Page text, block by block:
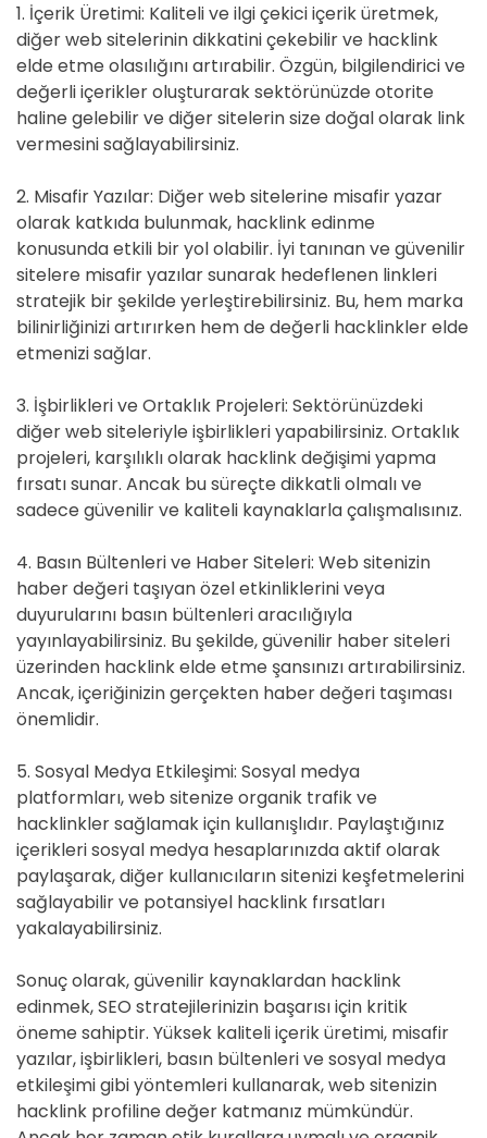
1. İçerik Üretimi: Kaliteli ve ilgi çekici içerik üretmek,
diğer web sitelerinin dikkatini çekebilir ve hacklink
elde etme olasılığını artırabilir. Özgün, bilgilendirici ve
değerli içerikler oluşturarak sektörünüzde otorite
haline gelebilir ve diğer sitelerin size doğal olarak link
vermesini sağlayabilirsiniz.
2. Misafir Yazılar: Diğer web sitelerine misafir yazar
olarak katkıda bulunmak, hacklink edinme
konusunda etkili bir yol olabilir. İyi tanınan ve güvenilir
sitelere misafir yazılar sunarak hedeflenen linkleri
stratejik bir şekilde yerleştirebilirsiniz. Bu, hem marka
bilinirliğinizi artırırken hem de değerli hacklinkler elde
etmenizi sağlar.
3. İşbirlikleri ve Ortaklık Projeleri: Sektörünüzdeki
diğer web siteleriyle işbirlikleri yapabilirsiniz. Ortaklık
projeleri, karşılıklı olarak hacklink değişimi yapma
fırsatı sunar. Ancak bu süreçte dikkatli olmalı ve
sadece güvenilir ve kaliteli kaynaklarla çalışmalısınız.
4. Basın Bültenleri ve Haber Siteleri: Web sitenizin
haber değeri taşıyan özel etkinliklerini veya
duyurularını basın bültenleri aracılığıyla
yayınlayabilirsiniz. Bu şekilde, güvenilir haber siteleri
üzerinden hacklink elde etme şansınızı artırabilirsiniz.
Ancak, içeriğinizin gerçekten haber değeri taşıması
önemlidir.
5. Sosyal Medya Etkileşimi: Sosyal medya
platformları, web sitenize organik trafik ve
hacklinkler sağlamak için kullanışlıdır. Paylaştığınız
içerikleri sosyal medya hesaplarınızda aktif olarak
paylaşarak, diğer kullanıcıların sitenizi keşfetmelerini
sağlayabilir ve potansiyel hacklink fırsatları
yakalayabilirsiniz.
Sonuç olarak, güvenilir kaynaklardan hacklink
edinmek, SEO stratejilerinizin başarısı için kritik
öneme sahiptir. Yüksek kaliteli içerik üretimi, misafir
yazılar, işbirlikleri, basın bültenleri ve sosyal medya
etkileşimi gibi yöntemleri kullanarak, web sitenizin
hacklink profiline değer katmanız mümkündür.